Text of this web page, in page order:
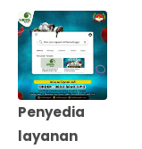
Penyedia
layanan